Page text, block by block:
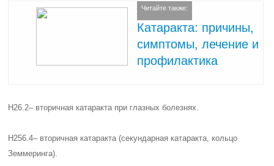
Читайте также:
Катаракта: причины,
симптомы, лечение и
профилактика
Н26.2– вторичная катаракта при глазных болезнях.
Н256.4– вторичная катаракта (секундарная катаракта, кольцо
Земмеринга).